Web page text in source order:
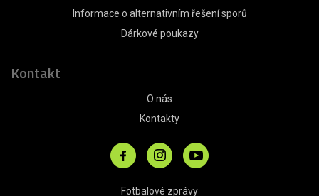
Informace o alternativním řešení sporů
Dárkové poukazy
Kontakt
O nás
Kontakty
Fotbalové zprávy